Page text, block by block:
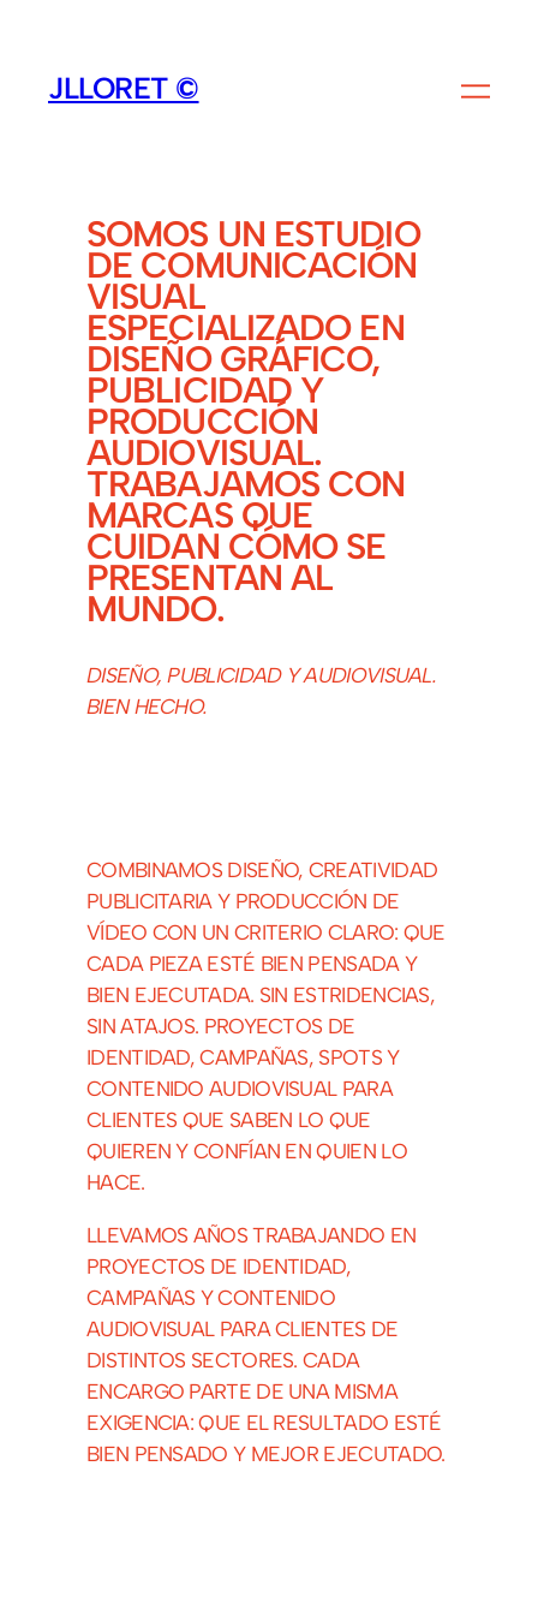
CONTENIDO
JLLORET ©
SOMOS UN ESTUDIO
DE COMUNICACIÓN
VISUAL
ESPECIALIZADO EN
DISEÑO GRÁFICO,
PUBLICIDAD Y
PRODUCCIÓN
AUDIOVISUAL.
TRABAJAMOS CON
MARCAS QUE
CUIDAN CÓMO SE
PRESENTAN AL
MUNDO.
DISEÑO, PUBLICIDAD Y AUDIOVISUAL.
BIEN HECHO.
COMBINAMOS DISEÑO, CREATIVIDAD
PUBLICITARIA Y PRODUCCIÓN DE
VÍDEO CON UN CRITERIO CLARO: QUE
CADA PIEZA ESTÉ BIEN PENSADA Y
BIEN EJECUTADA. SIN ESTRIDENCIAS,
SIN ATAJOS. PROYECTOS DE
IDENTIDAD, CAMPAÑAS, SPOTS Y
CONTENIDO AUDIOVISUAL PARA
CLIENTES QUE SABEN LO QUE
QUIEREN Y CONFÍAN EN QUIEN LO
HACE.
LLEVAMOS AÑOS TRABAJANDO EN
PROYECTOS DE IDENTIDAD,
CAMPAÑAS Y CONTENIDO
AUDIOVISUAL PARA CLIENTES DE
DISTINTOS SECTORES. CADA
ENCARGO PARTE DE UNA MISMA
EXIGENCIA: QUE EL RESULTADO ESTÉ
BIEN PENSADO Y MEJOR EJECUTADO.